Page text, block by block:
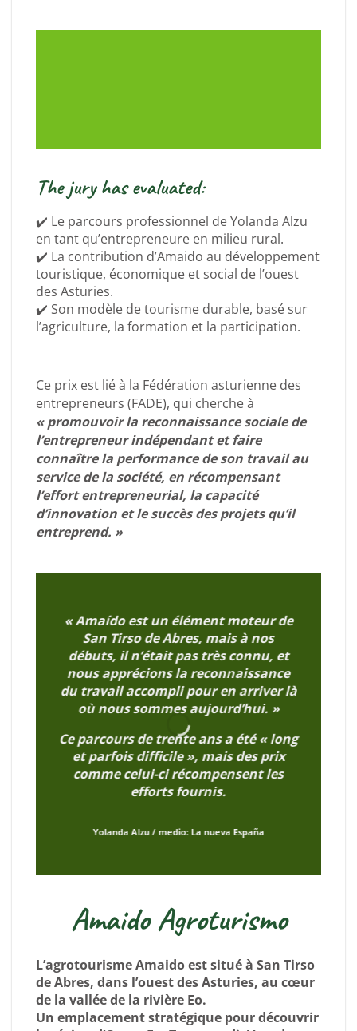
The jury has evaluated:
✔️ Le parcours professionnel de Yolanda Alzu
en tant qu’entrepreneure en milieu rural.
✔️ La contribution d’Amaido au développement
touristique, économique et social de l’ouest
des Asturies.
✔️ Son modèle de tourisme durable, basé sur
l’agriculture, la formation et la participation.
Ce prix est lié à la Fédération asturienne des
entrepreneurs (FADE), qui cherche à
« promouvoir la reconnaissance sociale de
l’entrepreneur indépendant et faire
connaître la performance de son travail au
service de la société, en récompensant
l’effort entrepreneurial, la capacité
d’innovation et le succès des projets qu’il
entreprend. »
« Amaído est un élément moteur de
San Tirso de Abres, mais à nos
débuts, il n’était pas très connu, et
nous apprécions la reconnaissance
du travail accompli pour en arriver là
où nous sommes aujourd’hui. »
Ce parcours de trente ans a été « long
et parfois difficile », mais des prix
comme celui-ci récompensent les
efforts fournis.
Yolanda Alzu / medio: La nueva España
Amaido Agroturismo
L’agrotourisme Amaido est situé à San Tirso
de Abres, dans l’ouest des Asturies, au cœur
de la vallée de la rivière Eo.
Un emplacement stratégique pour découvrir